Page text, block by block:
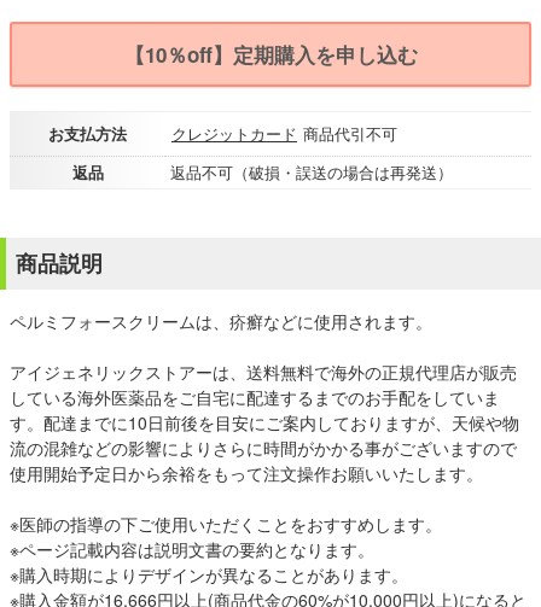
【10％off】定期購入を申し込む
お支払方法 クレジットカード 商品代引不可
返品
返品不可（破損・誤送の場合は再発送）
商品説明
ペルミフォースクリームは、疥癬などに使用されます。
アイジェネリックストアーは、送料無料で海外の正規代理店が販売
している海外医薬品をご自宅に配達するまでのお手配をしていま
す。配達までに10日前後を目安にご案内しておりますが、天候や物
流の混雑などの影響によりさらに時間がかかる事がございますので
使用開始予定日から余裕をもって注文操作お願いいたします。
※医師の指導の下ご使用いただくことをおすすめします。
※ページ記載内容は説明文書の要約となります。
※購入時期によりデザインが異なることがあります。
※購入金額が16,666円以上(商品代金の60%が10,000円以上)になると